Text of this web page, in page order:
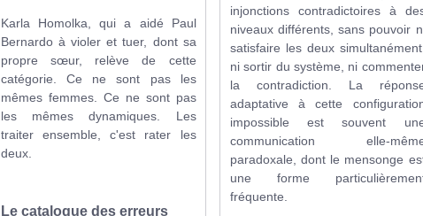
Karla Homolka, qui a aidé Paul
Bernardo à violer et tuer, dont sa
propre sœur, relève de cette
catégorie. Ce ne sont pas les
mêmes femmes. Ce ne sont pas
les mêmes dynamiques. Les
traiter ensemble, c'est rater les
deux.
Le catalogue des erreurs
injonctions contradictoires à
niveaux différents, sans pouvoir
satisfaire les deux simultanément,
ni sortir du système, ni
la contradiction. La
adaptative à cette
impossible est souvent
communication elle-
paradoxale, dont le mensonge
une forme
fréquente.